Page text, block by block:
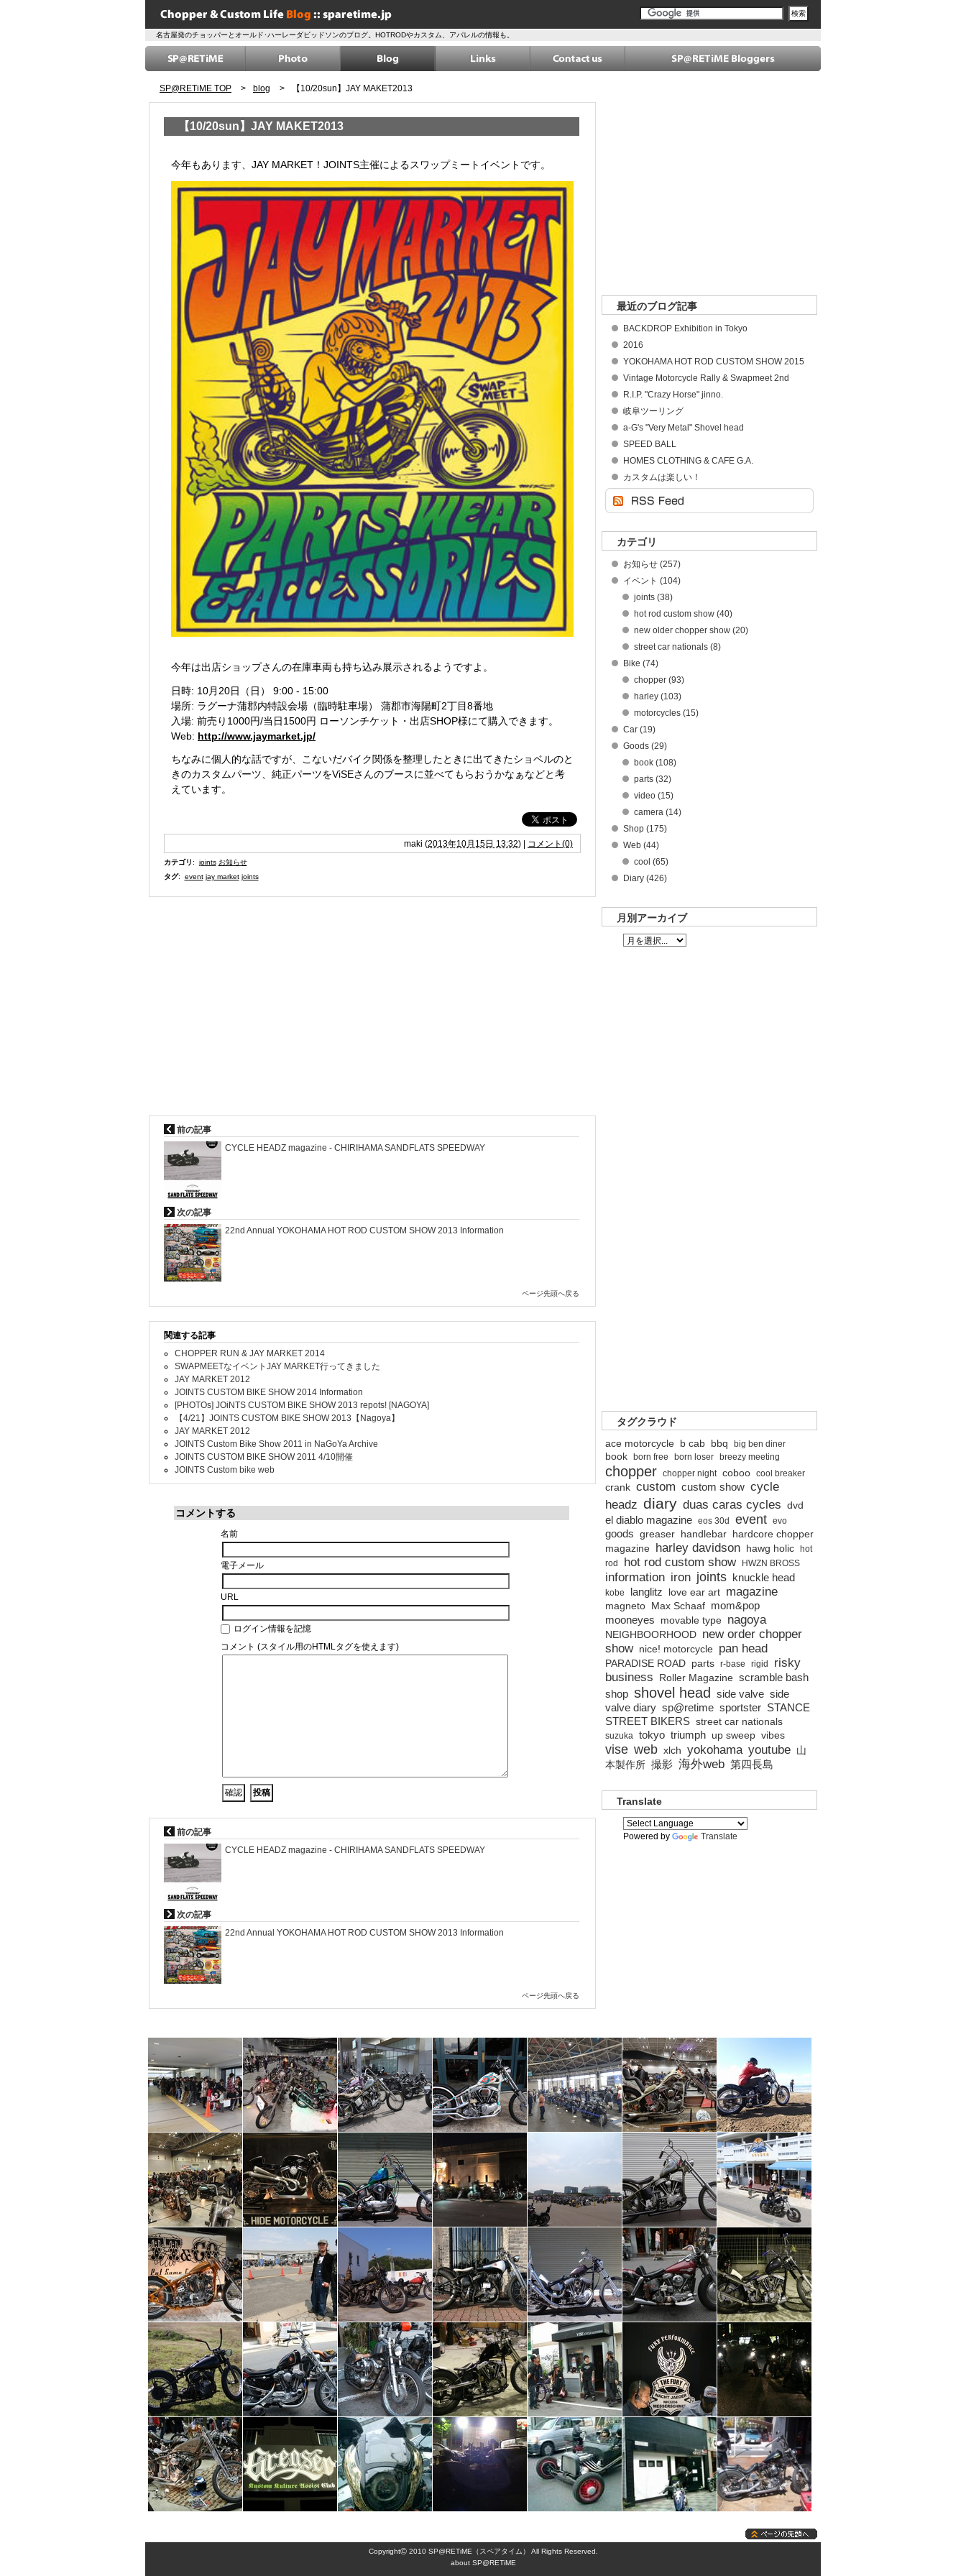
名古屋発のチョッパーとオールド･ハーレーダビッドソンのブログ。HOTRODやカスタム、アパレルの情報も。
SP@RETiME TOP > blog > 【10/20sun】JAY MAKET2013
【10/20sun】JAY MAKET2013
今年もあります、JAY MARKET！JOINTS主催によるスワップミートイベントです。
今年は出店ショップさんの在庫車両も持ち込み展示されるようですよ。
日時: 10月20日（日） 9:00 - 15:00
場所: ラグーナ蒲郡内特設会場（臨時駐車場） 蒲郡市海陽町2丁目8番地
入場: 前売り1000円/当日1500円 ローソンチケット・出店SHOP様にて購入できます。
Web: http://www.jaymarket.jp/
ちなみに個人的な話ですが、こないだバイク関係を整理したときに出てきたショベルのと
きのカスタムパーツ、純正パーツをViSEさんのブースに並べてもらおうかなぁなどと考
えています。
maki (2013年10月15日 13:32) コメント(0)
カテゴリ: joints お知らせ
タグ: event jay market joints
前の記事
CYCLE HEADZ magazine - CHIRIHAMA SANDFLATS SPEEDWAY
次の記事
22nd Annual YOKOHAMA HOT ROD CUSTOM SHOW 2013 Information
ページ先頭へ戻る
関連する記事
CHOPPER RUN & JAY MARKET 2014
SWAPMEETなイベントJAY MARKET行ってきました
JAY MARKET 2012
JOINTS CUSTOM BIKE SHOW 2014 Information
[PHOTOs] JOiNTS CUSTOM BIKE SHOW 2013 repots! [NAGOYA]
【4/21】JOINTS CUSTOM BIKE SHOW 2013【Nagoya】
JAY MARKET 2012
JOINTS Custom Bike Show 2011 in NaGoYa Archive
JOINTS CUSTOM BIKE SHOW 2011 4/10開催
JOINTS Custom bike web
コメントする
名前
電子メール
URL
ログイン情報を記憶
コメント (スタイル用のHTMLタグを使えます)
前の記事
CYCLE HEADZ magazine - CHIRIHAMA SANDFLATS SPEEDWAY
次の記事
22nd Annual YOKOHAMA HOT ROD CUSTOM SHOW 2013 Information
ページ先頭へ戻る
最近のブログ記事
BACKDROP Exhibition in Tokyo
2016
YOKOHAMA HOT ROD CUSTOM SHOW 2015
Vintage Motorcycle Rally & Swapmeet 2nd
R.I.P. "Crazy Horse" jinno.
岐阜ツーリング
a-G's "Very Metal" Shovel head
SPEED BALL
HOMES CLOTHING & CAFE G.A.
カスタムは楽しい！
カテゴリ
お知らせ (257)
イベント (104)
joints (38)
hot rod custom show (40)
new older chopper show (20)
street car nationals (8)
Bike (74)
chopper (93)
harley (103)
motorcycles (15)
Car (19)
Goods (29)
book (108)
parts (32)
video (15)
camera (14)
Shop (175)
Web (44)
cool (65)
Diary (426)
月別アーカイブ
タグクラウド
ace motorcycle b cab bbq big ben diner
book born free born loser breezy meeting
chopper chopper night coboo cool breaker
crank custom custom show cycle
headz diary duas caras cycles dvd
el diablo magazine eos 30d event evo
goods greaser handlebar
hardcore chopper
magazine harley davidson hawg holic
hot
rod
hot rod custom show HWZN BROSS
information iron joints knuckle head
kobe langlitz love ear art magazine
magneto Max Schaaf mom&pop
mooneyes
movable type nagoya
NEIGHBOORHOOD new order chopper
show nice! motorcycle pan head
PARADISE ROAD parts r-base rigid
risky
business
Roller Magazine scramble bash
shop shovel head side valve side
valve diary sp@retime sportster STANCE
STREET BIKERS street car nationals
suzuka tokyo triumph up sweep vibes
vise web xlch yokohama youtube 山
本製作所 撮影 海外web 第四長島
Translate
Powered by Translate
Copyright©2010 SP@RETiME（スペアタイム） All Rights Reserved.
about SP@RETiME